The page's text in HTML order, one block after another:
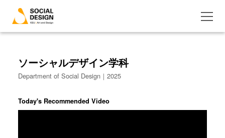
ソーシャルデザイン学科
Department of Social Design｜2025
Today's Recommended Video